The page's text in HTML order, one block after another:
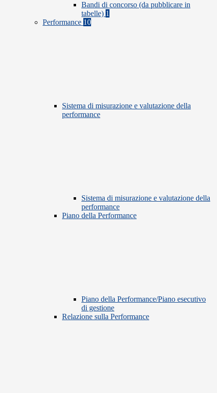
Bandi di concorso (da pubblicare in
tabelle) 1
Performance 10
Sistema di misurazione e valutazione della
performance
Sistema di misurazione e valutazione della
performance
Piano della Performance
Piano della Performance/Piano esecutivo
di gestione
Relazione sulla Performance